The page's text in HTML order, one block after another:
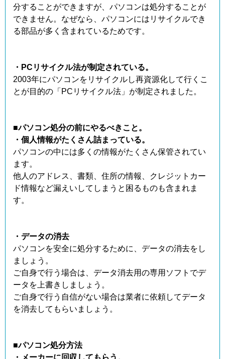
分することができますが、パソコンは処分することが
できません。なぜなら、パソコンにはリサイクルでき
る部品が多く含まれているためです。
・PCリサイクル法が制定されている。
2003年にパソコンをリサイクルし再資源化して行くこ
とが目的の「PCリサイクル法」が制定されました。
■パソコン処分の前にやるべきこと。
・個人情報がたくさん詰まっている。
パソコンの中には多くの情報がたくさん保管されてい
ます。
他人のアドレス、書類、住所の情報、クレジットカー
ド情報など漏えいしてしまうと困るものも含まれま
す。
・データの消去
パソコンを安全に処分するために、データの消去をし
ましょう。
ご自身で行う場合は、データ消去用の専用ソフトでデ
ータを上書きしましょう。
ご自身で行う自信がない場合は業者に依頼してデータ
を消去してもらいましょう。
■パソコン処分方法